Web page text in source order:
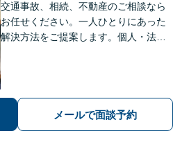
交通事故、相続、不動産のご相談なら
お任せください。一人ひとりにあった
解決方法をご提案します。個人・法人
メールで面談予約